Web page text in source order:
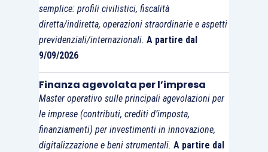
semplice: profili civilistici, fiscalità
diretta/indiretta, operazioni straordinarie e aspetti
previdenziali/internazionali. A partire dal
9/09/2026
Finanza agevolata per l’impresa
Master operativo sulle principali agevolazioni per
le imprese (contributi, crediti d’imposta,
finanziamenti) per investimenti in innovazione,
digitalizzazione e beni strumentali. A partire dal